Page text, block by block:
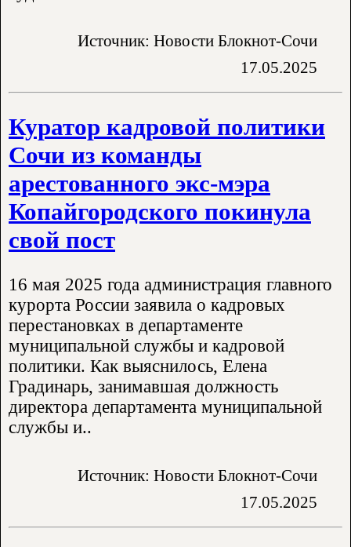
Источник: Новости Блокнот-Сочи
17.05.2025
Куратор кадровой политики
Сочи из команды
арестованного экс-мэра
Копайгородского покинула
свой пост
16 мая 2025 года администрация главного
курорта России заявила о кадровых
перестановках в департаменте
муниципальной службы и кадровой
политики. Как выяснилось, Елена
Градинарь, занимавшая должность
директора департамента муниципальной
службы и..
Источник: Новости Блокнот-Сочи
17.05.2025